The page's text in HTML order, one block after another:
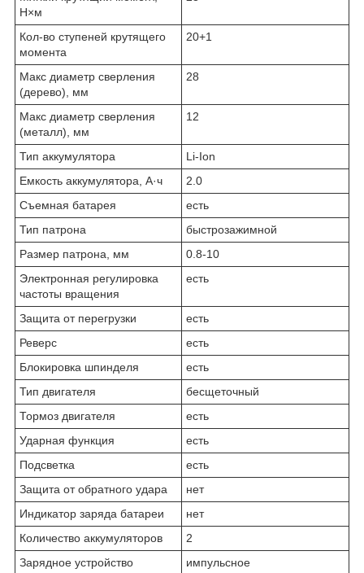
Н×м
Кол-во ступеней крутящего
момента
20+1
Макс диаметр сверления
(дерево), мм
28
Макс диаметр сверления
(металл), мм
12
Тип аккумулятора
Li-Ion
Емкость аккумулятора, А·ч
2.0
Съемная батарея
есть
Тип патрона
бы­стро­за­жим­ной
Размер патрона, мм
0.8-10
Электронная регулировка
частоты вращения
есть
Защита от перегрузки
есть
Реверс
есть
Блокировка шпинделя
есть
Тип двигателя
бес­ще­точ­ный
Тормоз двигателя
есть
Ударная функция
есть
Подсветка
есть
Защита от обратного удара
нет
Индикатор заряда батареи
нет
Количество аккумуляторов
2
Зарядное устройство
им­пульс­ное